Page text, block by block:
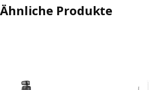
Ähnliche Produkte